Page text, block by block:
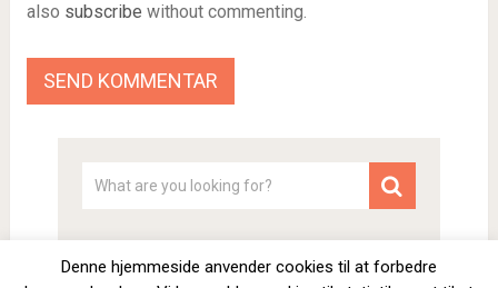
also subscribe without commenting.
Denne hjemmeside anvender cookies til at forbedre